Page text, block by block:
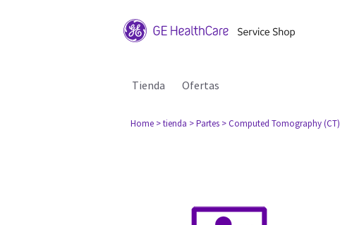
Tienda Ofertas
Home > tienda > Partes > Computed Tomography (CT)